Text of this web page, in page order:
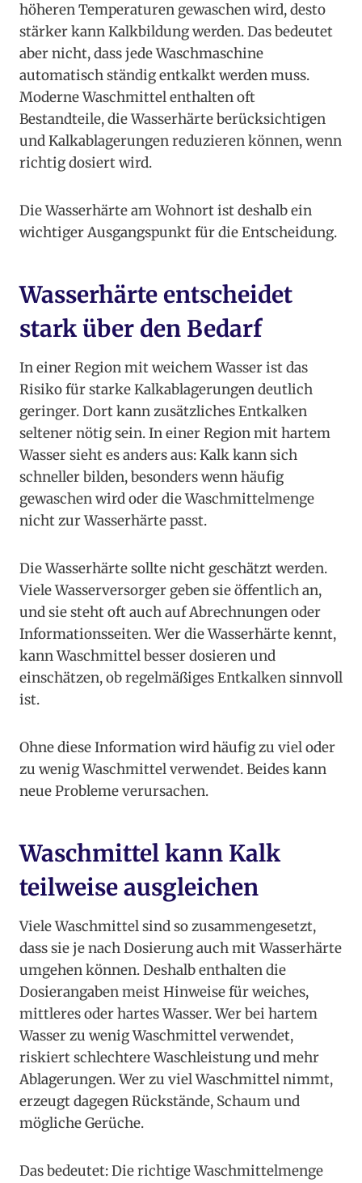
höheren Temperaturen gewaschen wird, desto
stärker kann Kalkbildung werden. Das bedeutet
aber nicht, dass jede Waschmaschine
automatisch ständig entkalkt werden muss.
Moderne Waschmittel enthalten oft
Bestandteile, die Wasserhärte berücksichtigen
und Kalkablagerungen reduzieren können, wenn
richtig dosiert wird.
Die Wasserhärte am Wohnort ist deshalb ein
wichtiger Ausgangspunkt für die Entscheidung.
Wasserhärte entscheidet
stark über den Bedarf
In einer Region mit weichem Wasser ist das
Risiko für starke Kalkablagerungen deutlich
geringer. Dort kann zusätzliches Entkalken
seltener nötig sein. In einer Region mit hartem
Wasser sieht es anders aus: Kalk kann sich
schneller bilden, besonders wenn häufig
gewaschen wird oder die Waschmittelmenge
nicht zur Wasserhärte passt.
Die Wasserhärte sollte nicht geschätzt werden.
Viele Wasserversorger geben sie öffentlich an,
und sie steht oft auch auf Abrechnungen oder
Informationsseiten. Wer die Wasserhärte kennt,
kann Waschmittel besser dosieren und
einschätzen, ob regelmäßiges Entkalken sinnvoll
ist.
Ohne diese Information wird häufig zu viel oder
zu wenig Waschmittel verwendet. Beides kann
neue Probleme verursachen.
Waschmittel kann Kalk
teilweise ausgleichen
Viele Waschmittel sind so zusammengesetzt,
dass sie je nach Dosierung auch mit Wasserhärte
umgehen können. Deshalb enthalten die
Dosierangaben meist Hinweise für weiches,
mittleres oder hartes Wasser. Wer bei hartem
Wasser zu wenig Waschmittel verwendet,
riskiert schlechtere Waschleistung und mehr
Ablagerungen. Wer zu viel Waschmittel nimmt,
erzeugt dagegen Rückstände, Schaum und
mögliche Gerüche.
Das bedeutet: Die richtige Waschmittelmenge